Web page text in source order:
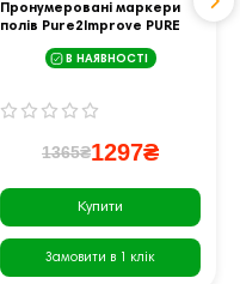
Пронумеровані маркери
полів Pure2Improve PURE
В НАЯВНОСТІ
1365₴1297₴
Купити
Замовити в 1 клік